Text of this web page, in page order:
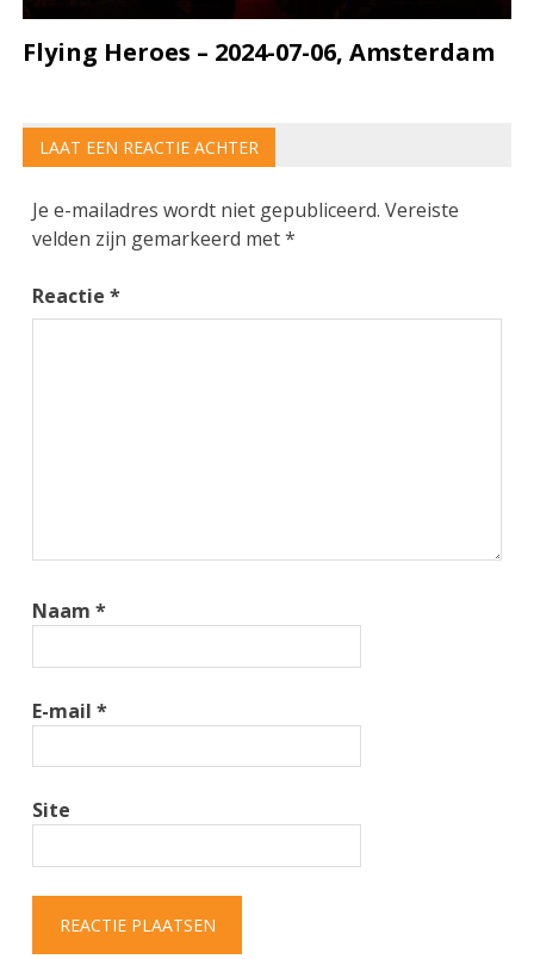
Flying Heroes – 2024-07-06, Amsterdam
LAAT EEN REACTIE ACHTER
Je e-mailadres wordt niet gepubliceerd. Vereiste
velden zijn gemarkeerd met*
Reactie*
Naam*
E-mail*
Site